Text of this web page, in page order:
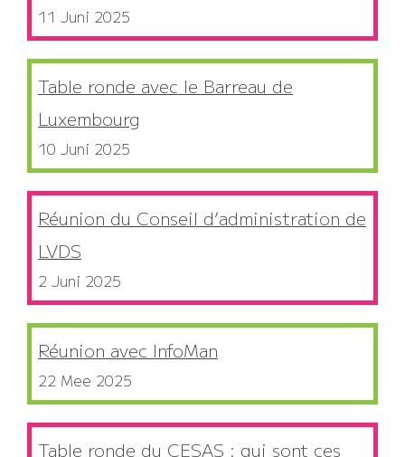
11 Juni 2025
Table ronde avec le Barreau de
Luxembourg
10 Juni 2025
Réunion du Conseil d’administration de
LVDS
2 Juni 2025
Réunion avec InfoMan
22 Mee 2025
Table ronde du CESAS : qui sont ces